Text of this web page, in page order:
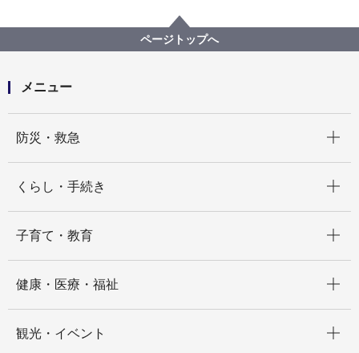
ページトップへ
メニュー
防災・救急
くらし・手続き
子育て・教育
健康・医療・福祉
観光・イベント